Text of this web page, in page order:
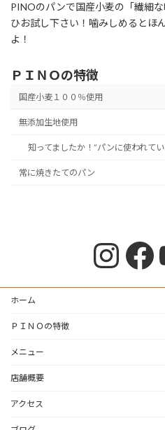
PINOのパンで国産小麦の「繊細
ひお試し下さい！噛みしめるとほ
よ！
ＰＩＮＯの特徴
国産小麦１００％使用
無添加生地使用
知ってましたか！”パンに使われて
常に焼きたてのパン
ホーム
ＰＩＮＯの特徴
メニュー
店舗概要
アクセス